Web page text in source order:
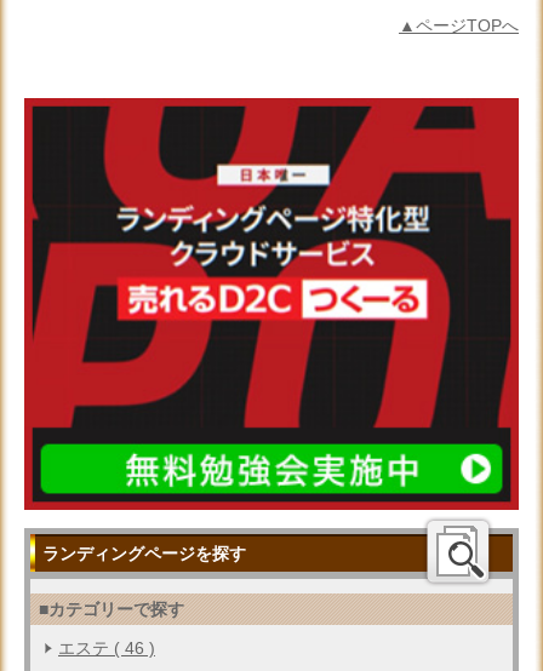
▲ページTOPへ
ランディングページを探す
■カテゴリーで探す
エステ ( 46 )